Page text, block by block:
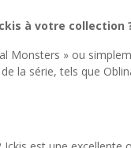
à votre collection
Monsters » ou
la série, tels que